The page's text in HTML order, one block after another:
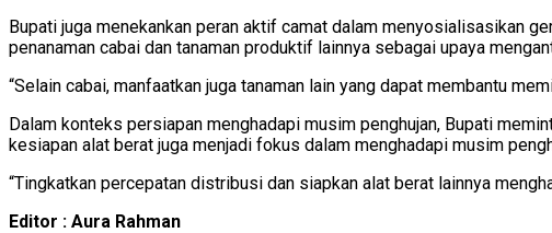
Bupati juga menekankan peran aktif camat dalam menyosialisasikan
penanaman cabai dan tanaman produktif lainnya sebagai upaya
“Selain cabai, manfaatkan juga tanaman lain yang dapat membantu
Dalam konteks persiapan menghadapi musim penghujan, Bupati
kesiapan alat berat juga menjadi fokus dalam menghadapi musim
“Tingkatkan percepatan distribusi dan siapkan alat berat lainnya
Editor : Aura Rahman